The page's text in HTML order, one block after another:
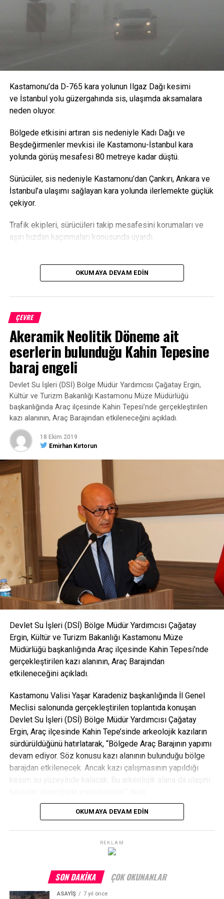
Kastamonu’da D-765 kara yolunun Ilgaz Dağı kesimi
ve İstanbul yolu güzergahında sis, ulaşımda aksamalara
neden oluyor.
Bölgede etkisini artıran sis nedeniyle Kadı Dağı ve
Beşdeğirmenler mevkisi ile Kastamonu-İstanbul kara
yolunda görüş mesafesi 80 metreye kadar düştü.
Sürücüler, sis nedeniyle Kastamonu’dan Çankırı, Ankara ve
İstanbul’a ulaşımı sağlayan kara yolunda ilerlemekte güçlük
çekiyor.
Trafik ekipleri, sürücüleri takip mesafesini korumaları ve
aşırı hızdan kaçınmaları konusunda uyardı.
OKUMAYA DEVAM EDIN
ÇEVRE
Akeramik Neolitik Döneme ait
eserlerin bulunduğu Kahin Tepesine
baraj engeli
Devlet Su İşleri (DSİ) Bölge Müdür Yardımcısı Çağatay Ergin,
Kültür ve Turizm Bakanlığı Kastamonu Müze Müdürlüğü
başkanlığında Araç ilçesinde Kahin Tepesi’nde gerçekleştirilen
kazı alanının, Araç Barajından etkileneceğini açıkladı.
18 Ekim 2019
Emirhan Kırtorun
Devlet Su İşleri (DSİ) Bölge Müdür Yardımcısı Çağatay
Ergin, Kültür ve Turizm Bakanlığı Kastamonu Müze
Müdürlüğü başkanlığında Araç ilçesinde Kahin Tepesi’nde
gerçekleştirilen kazı alanının, Araç Barajından
etkileneceğini açıkladı.
Kastamonu Valisi Yaşar Karadeniz başkanlığında İl Genel
Meclisi salonunda gerçekleştirilen toplantıda konuşan
Devlet Su İşleri (DSİ) Bölge Müdür Yardımcısı Çağatay
Ergin, Araç ilçesinde Kahin Tepe’sinde arkeolojik kazıların
sürdürüldüğünü hatırlatarak, “Bölgede Araç Barajının yapımı
devam ediyor. Söz konusu kazı alanının bulunduğu bölge
barajdan etkilenecek. Ancak kazı çalışmasının yapıldığı
kesim su yüzeyinde kalacak. Bu arkeolojik alana da ulaşım
İl Koordinasyon Kurulunda konuşan Vali Yaşar Karadeniz
ise, “Bu yıl 364 projemizden 70 tanesi tamamladı. 220
projemiz devam ediyor, 4 proje ihalesi yapılan, 20 ihale
OKUMAYA DEVAM EDIN
REKLAM
SON DAKIKA ÇOK OKUNANLAR
ASAYİŞ 7 yıl önce